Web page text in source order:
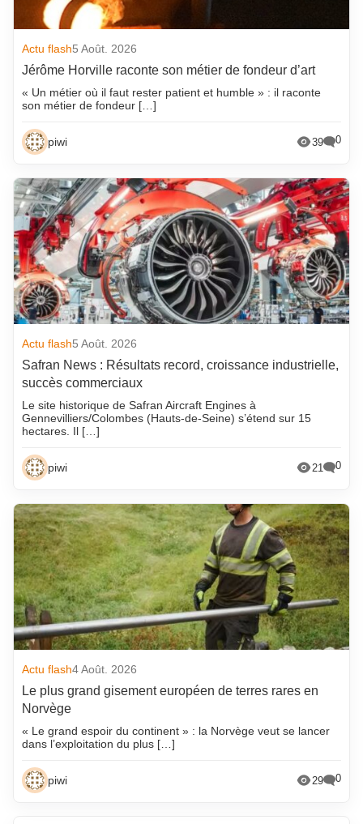
Actu flash5 Août. 2026
Jérôme Horville raconte son métier de fondeur d’art
« Un métier où il faut rester patient et humble » : il raconte
son métier de fondeur […]
piwi 39 0
Actu flash5 Août. 2026
Safran News : Résultats record, croissance industrielle,
succès commerciaux
Le site historique de Safran Aircraft Engines à
Gennevilliers/Colombes (Hauts-de-Seine) s’étend sur 15
hectares. Il […]
piwi 21 0
Actu flash4 Août. 2026
Le plus grand gisement européen de terres rares en
Norvège
« Le grand espoir du continent » : la Norvège veut se lancer
dans l’exploitation du plus […]
piwi 29 0